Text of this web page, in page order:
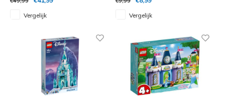
Vergelijk
Vergelijk